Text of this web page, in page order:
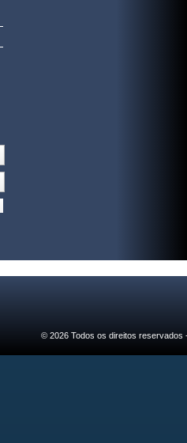
© 2026 Todos os direitos reservados